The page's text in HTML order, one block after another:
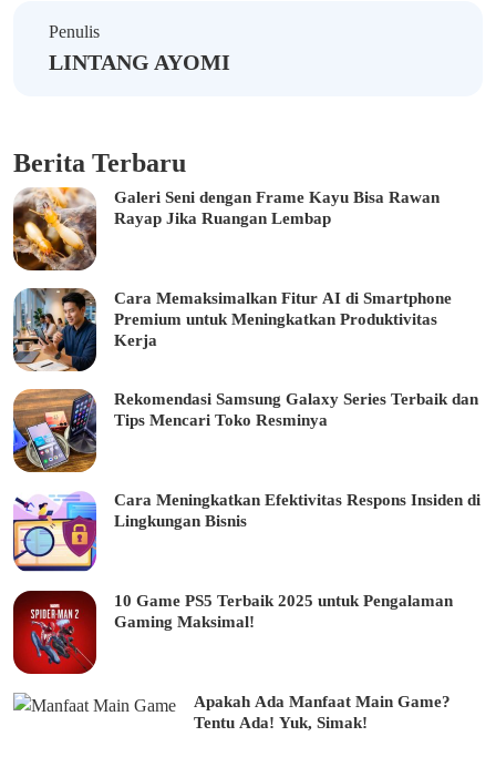
Penulis
LINTANG AYOMI
Berita Terbaru
Galeri Seni dengan Frame Kayu Bisa Rawan
Rayap Jika Ruangan Lembap
Cara Memaksimalkan Fitur AI di Smartphone
Premium untuk Meningkatkan Produktivitas
Kerja
Rekomendasi Samsung Galaxy Series Terbaik dan
Tips Mencari Toko Resminya
Cara Meningkatkan Efektivitas Respons Insiden di
Lingkungan Bisnis
10 Game PS5 Terbaik 2025 untuk Pengalaman
Gaming Maksimal!
Apakah Ada Manfaat Main Game?
Tentu Ada! Yuk, Simak!